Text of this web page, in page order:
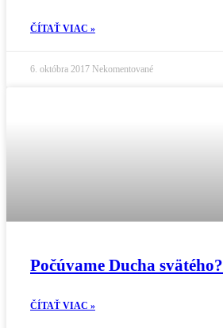
ČÍTAŤ VIAC »
6. októbra 2017 Nekomentované
Počúvame Ducha svätého?
ČÍTAŤ VIAC »